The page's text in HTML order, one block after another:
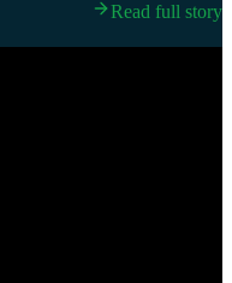
Read full story